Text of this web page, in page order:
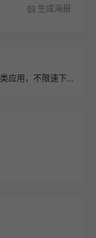
生成海报
第三方网盘类应用，不限速下载以及各类下载工具大全【持续更新】